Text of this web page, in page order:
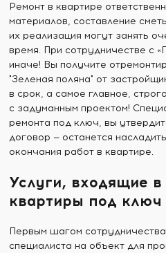
Ремонт в квартире
материалов, составление
их реализация могут занять
время. При сотрудничестве с
иначе! Вы получите
"Зеленая поляна" от
в срок, а самое главное,
с задуманным проектом!
ремонта под ключ, вы
договор — останется
окончания работ в квартире.
Услуги, входящие в
квартиры под ключ
Первым шагом
специалиста на объект для